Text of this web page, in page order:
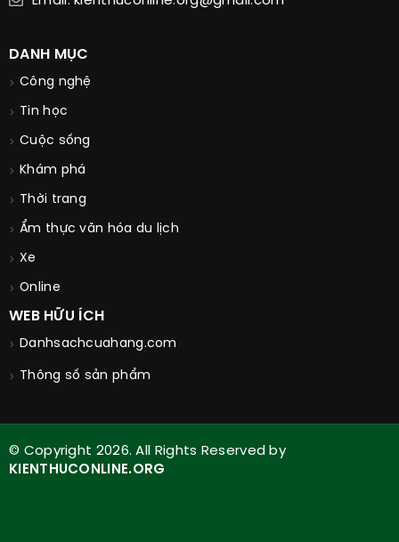
DANH MỤC
Công nghệ
Tin học
Cuộc sống
Khám phá
Thời trang
Ẩm thực văn hóa du lịch
Xe
Online
WEB HỮU ÍCH
Danhsachcuahang.com
Thông số sản phẩm
© Copyright 2026. All Rights Reserved by
KIENTHUCONLINE.ORG